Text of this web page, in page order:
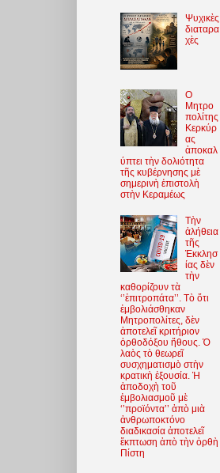
Ψυχικὲς
διαταρα
χὲς
O
Μητρο
πολίτης
Κερκύρ
ας
ἀποκαλ
ύπτει τὴν δολιότητα
τῆς κυβέρνησης μὲ
σημερινὴ ἐπιστολὴ
στὴν Κεραμέως
Τὴν
ἀλήθεια
τῆς
Ἐκκλησ
ίας δὲν
τὴν
καθορίζουν τὰ
‘’ἐπιτροπάτα’’. Τὸ ὅτι
ἐμβολιάσθηκαν
Μητροπολίτες, δὲν
ἀποτελεῖ κριτήριον
ὀρθοδόξου ἤθους. Ὁ
λαὸς τὸ θεωρεῖ
συσχηματισμὸ στὴν
κρατικὴ ἐξουσία. Ἡ
ἀποδοχὴ τοῦ
ἐμβολιασμοῦ μὲ
‘’προϊόντα’’ ἀπὸ μιὰ
ἀνθρωποκτόνο
διαδικασία ἀποτελεῖ
ἔκπτωση ἀπὸ τὴν ὀρθὴ
Πίστη